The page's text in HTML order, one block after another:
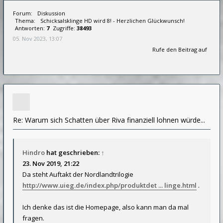
Forum:
Diskussion
Thema:
Schicksalsklinge HD wird 8! - Herzlichen Glückwunsch!
Antworten: 7 Zugriffe: 38493
05. Nov 2023, 13:07
Rufe den Beitrag auf
Re: Warum sich Schatten über Riva finanziell lohnen würde...
Hindro hat geschrieben: ↑
23. Nov 2019, 21:22
Da steht Auftakt der Nordlandtrilogie
http://www.uieg.de/index.php/produktdet ... linge.html .
Ich denke das ist die Homepage, also kann man da mal
fragen.